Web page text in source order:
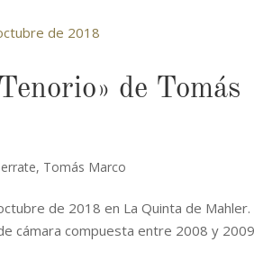
de Tomás
, Tomás Marco
de 2018 en La Quinta de Mahler.
cámara compuesta entre 2008 y